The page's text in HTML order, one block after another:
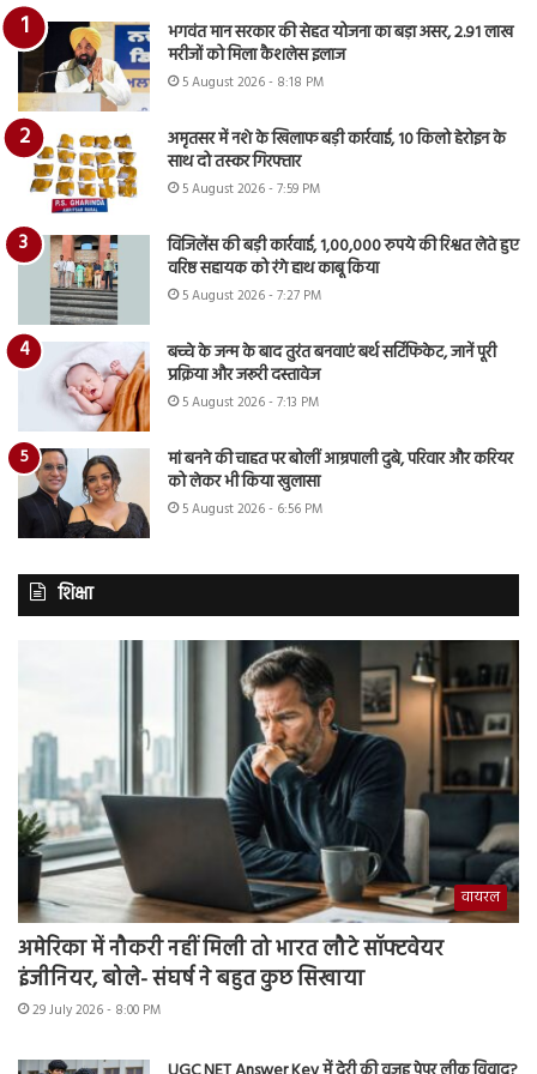
भगवंत मान सरकार की सेहत योजना का बड़ा असर, 2.91 लाख
मरीजों को मिला कैशलेस इलाज
5 August 2026 - 8:18 PM
अमृतसर में नशे के खिलाफ बड़ी कार्रवाई, 10 किलो हेरोइन के
साथ दो तस्कर गिरफ्तार
5 August 2026 - 7:59 PM
विजिलेंस की बड़ी कार्रवाई, 1,00,000 रुपये की रिश्वत लेते हुए
वरिष्ठ सहायक को रंगे हाथ काबू किया
5 August 2026 - 7:27 PM
बच्चे के जन्म के बाद तुरंत बनवाएं बर्थ सर्टिफिकेट, जानें पूरी
प्रक्रिया और जरूरी दस्तावेज
5 August 2026 - 7:13 PM
मां बनने की चाहत पर बोलीं आम्रपाली दुबे, परिवार और करियर
को लेकर भी किया खुलासा
5 August 2026 - 6:56 PM
शिक्षा
वायरल
अमेरिका में नौकरी नहीं मिली तो भारत लौटे सॉफ्टवेयर
इंजीनियर, बोले- संघर्ष ने बहुत कुछ सिखाया
29 July 2026 - 8:00 PM